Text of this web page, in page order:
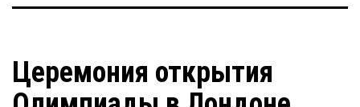
Церемония открытия